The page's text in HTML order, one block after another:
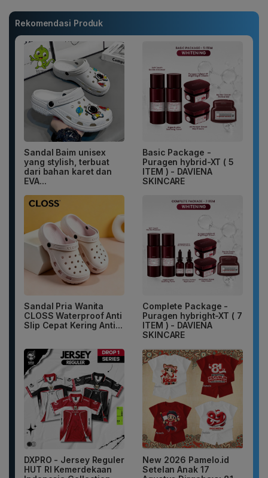
Rekomendasi Produk
Sandal Baim unisex
yang stylish, terbuat
dari bahan karet dan
EVA...
Basic Package -
Puragen hybrid-XT ( 5
ITEM ) - DAVIENA
SKINCARE
Sandal Pria Wanita
CLOSS Waterproof Anti
Slip Cepat Kering Anti...
Complete Package -
Puragen hybright-XT ( 7
ITEM ) - DAVIENA
SKINCARE
DXPRO - Jersey Reguler
HUT RI Kemerdekaan
New 2026 Pamelo.id
Setelan Anak 17